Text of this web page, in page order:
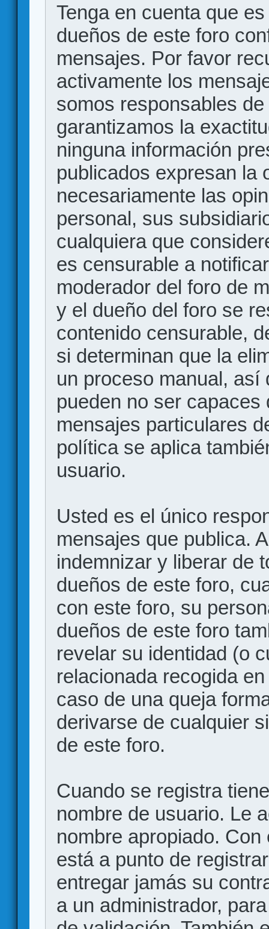
Tenga en cuenta que
dueños de este foro
mensajes. Por favor
activamente los
somos responsables
garantizamos la
ninguna información
publicados expresan la
necesariamente las
personal, sus
cualquiera que
es censurable a
moderador del foro de
y el dueño del foro se
contenido censurable,
si determinan que la
un proceso manual, así
pueden no ser
mensajes particulares
política se aplica
usuario.
Usted es el único
mensajes que publica.
indemnizar y liberar de
dueños de este foro,
con este foro, su
dueños de este foro
revelar su identidad (o
relacionada recogida
caso de una queja
derivarse de cualquier
de este foro.
Cuando se registra
nombre de usuario. Le
nombre apropiado.
está a punto de
entregar jamás su
a un administrador,